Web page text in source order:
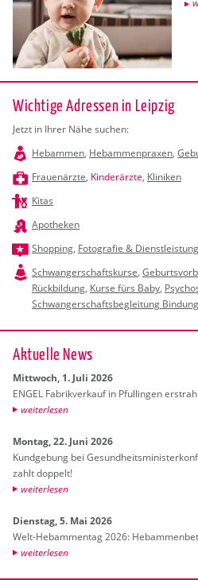
Wichtige Adressen in Leipzig
Jetzt in Ihrer Nähe suchen:
Hebammen, Hebammenpraxen,
Frauenärzte, Kinderärzte, Kliniken
Kitas
Apotheken
Shopping, Fotografie &
Schwangerschaftskurse,
Rückbildung, Kurse fürs Baby,
Schwangerschaftsbegleitung
Ak­tu­el­le News
Mitt­woch, 1. Juli 2026
ENGEL Fa­brik­ver­kauf in Pful­lin­gen
wei­ter­le­sen
Mon­tag, 22. Juni 2026
Kund­ge­bung bei
zahlt dop­pelt!
wei­ter­le­sen
Diens­tag, 5. Mai 2026
Welt-Heb­am­men­tag 2026:
wei­ter­le­sen